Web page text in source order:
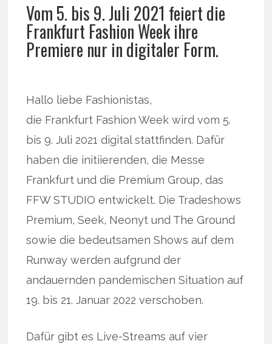
Vom 5. bis 9. Juli 2021 feiert die
Frankfurt Fashion Week ihre
Premiere nur in digitaler Form.
Hallo liebe Fashionistas,
die Frankfurt Fashion Week wird vom 5.
bis 9. Juli 2021 digital stattfinden. Dafür
haben die initiierenden, die Messe
Frankfurt und die Premium Group, das
FFW STUDIO entwickelt. Die Tradeshows
Premium, Seek, Neonyt und The Ground
sowie die bedeutsamen Shows auf dem
Runway werden aufgrund der
andauernden pandemischen Situation auf
19. bis 21. Januar 2022 verschoben.
Dafür gibt es Live-Streams auf vier